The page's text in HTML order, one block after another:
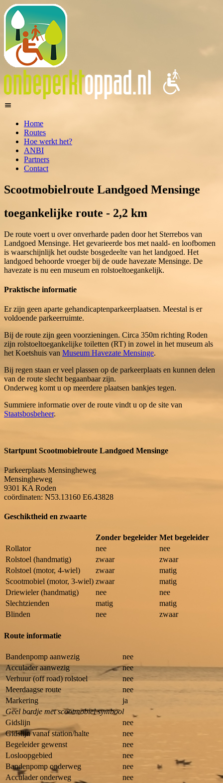
Home
Routes
Hoe werkt het?
ANBI
Partners
Contact
Scootmobielroute Landgoed Mensinge
toegankelijke route - 2,2 km
De route voert u over onverharde paden door het Sterrebos van
Landgoed Mensinge. Het gevarieerde bos met naald- en loofbomen
is waarschijnlijk het oudste bosgedeelte van het landgoed. Het
landgoed behoorde vroeger bij de oude havezate Mensinge. De
havezate is nu een museum en rolstoeltoegankelijk.
Praktische informatie
Er zijn geen aparte gehandicaptenparkeerplaatsen. Meestal is er
voldoende parkeerruimte.
Bij de route zijn geen voorzieningen. Circa 350m richting Roden
zijn rolstoeltoegankelijke toiletten (RT) in zowel in het museum als
het Koetshuis van Museum Havezate Mensinge.
Bij regen staan er veel plassen op de parkeerplaats en kunnen delen
van de route slecht begaanbaar zijn.
Onderweg komt u op meerdere plaatsen bankjes tegen.
Summiere informatie over de route vindt u op de site van
Staatsbosbeheer.
Startpunt Scootmobielroute Landgoed Mensinge
Parkeerplaats Mensingheweg
Mensingheweg
9301 KA Roden
coördinaten: N53.13160 E6.43828
Geschiktheid en zwaarte
Zonder begeleider Met begeleider
Rollator
nee
nee
Rolstoel (handmatig)
zwaar
zwaar
Rolstoel (motor, 4-wiel)
zwaar
matig
Scootmobiel (motor, 3-wiel) zwaar
matig
Driewieler (handmatig)
nee
nee
Slechtzienden
matig
matig
Blinden
nee zwaar
Route informatie
Bandenpomp aanwezig
nee
Acculader aanwezig
nee
Verhuur (off road) rolstoel
nee
Meerdaagse route
nee
Markering
ja
Geel bordje met scootmobiel symbool
Gidslijn
nee
Gidslijn vanaf station/halte
nee
Begeleider gewenst
nee
Losloopgebied
nee
Bandenpomp onderweg
nee
Acculader onderweg
nee